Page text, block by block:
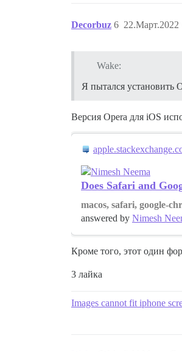
Decorbuz 22.Март.2022
6
Wake:
Я пытался установить
Версия Opera для iOS
Does Safari and
macos, safari, google-
answered by Nimesh
Кроме того, этот один
3 лайка
Images cannot fit iphone